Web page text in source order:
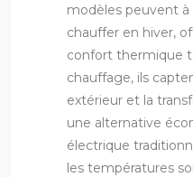
modèles peuvent
chauffer en hiver,
confort thermique
chauffage, ils
extérieur et la
une alternative
électrique
les températures